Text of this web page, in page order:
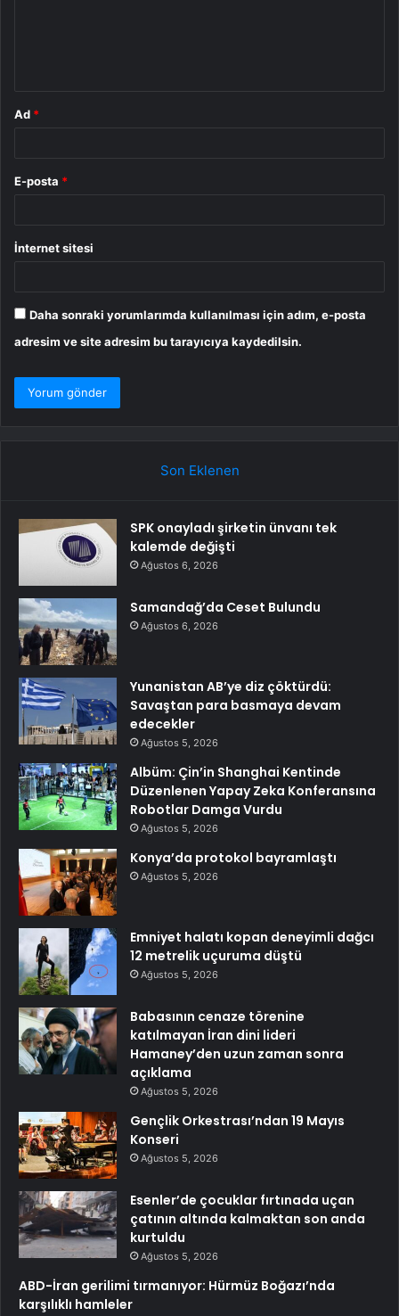
Ad *
E-posta *
İnternet sitesi
Daha sonraki yorumlarımda kullanılması için adım, e-posta
adresim ve site adresim bu tarayıcıya kaydedilsin.
Son Eklenen
SPK onayladı şirketin ünvanı tek
kalemde değişti
Ağustos 6, 2026
Samandağ’da Ceset Bulundu
Ağustos 6, 2026
Yunanistan AB’ye diz çöktürdü:
Savaştan para basmaya devam
edecekler
Ağustos 5, 2026
Albüm: Çin’in Shanghai Kentinde
Düzenlenen Yapay Zeka Konferansına
Robotlar Damga Vurdu
Ağustos 5, 2026
Konya’da protokol bayramlaştı
Ağustos 5, 2026
Emniyet halatı kopan deneyimli dağcı
12 metrelik uçuruma düştü
Ağustos 5, 2026
Babasının cenaze törenine
katılmayan İran dini lideri
Hamaney’den uzun zaman sonra
açıklama
Ağustos 5, 2026
Gençlik Orkestrası’ndan 19 Mayıs
Konseri
Ağustos 5, 2026
Esenler’de çocuklar fırtınada uçan
çatının altında kalmaktan son anda
kurtuldu
Ağustos 5, 2026
ABD-İran gerilimi tırmanıyor: Hürmüz Boğazı’nda
karşılıklı hamleler